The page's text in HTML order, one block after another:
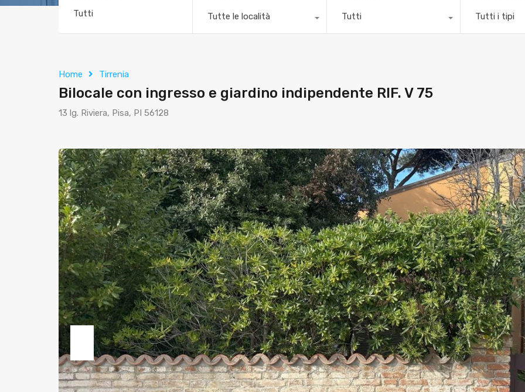
Tutte le località Tutti Tutti i tipi
Home Tirrenia
Bilocale con ingresso e giardino indipendente RIF. V 75
13 lg. Riviera, Pisa, PI 56128
Previous